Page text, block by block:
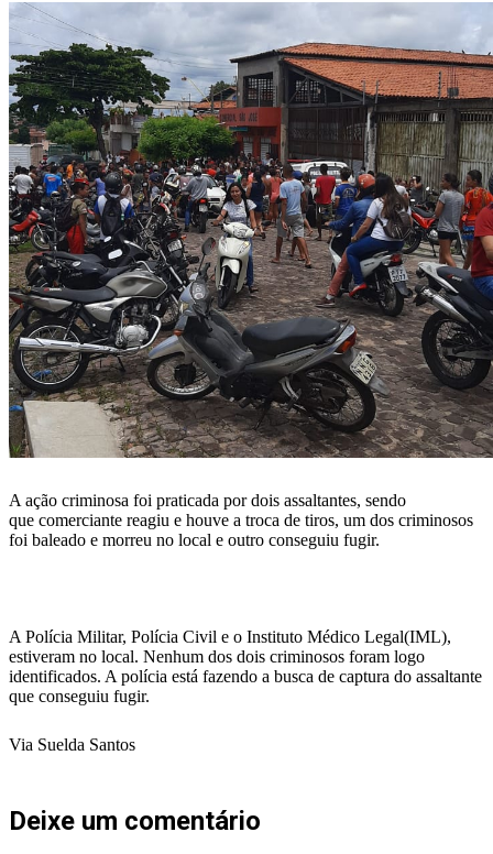
A ação criminosa foi praticada por dois assaltantes, sendo
que comerciante reagiu e houve a troca de tiros, um dos criminosos
foi baleado e morreu no local e outro conseguiu fugir.
A Polícia Militar, Polícia Civil e o Instituto Médico Legal(IML),
estiveram no local. Nenhum dos dois criminosos foram logo
identificados. A polícia está fazendo a busca de captura do assaltante
que conseguiu fugir.
Via Suelda Santos
Deixe um comentário